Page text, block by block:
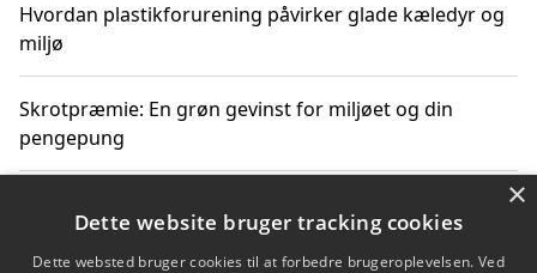
Hvordan plastikforurening påvirker glade kæledyr og
miljø
Skrotpræmie: En grøn gevinst for miljøet og din
pengepung
Hvordan blåfade med rist kan hjælpe med at reducere
plastik i havet
×
Dette website bruger tracking cookies
Dette websted bruger cookies til at forbedre brugeroplevelsen. Ved